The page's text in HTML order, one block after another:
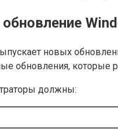
новых
обновления, которые
должны: